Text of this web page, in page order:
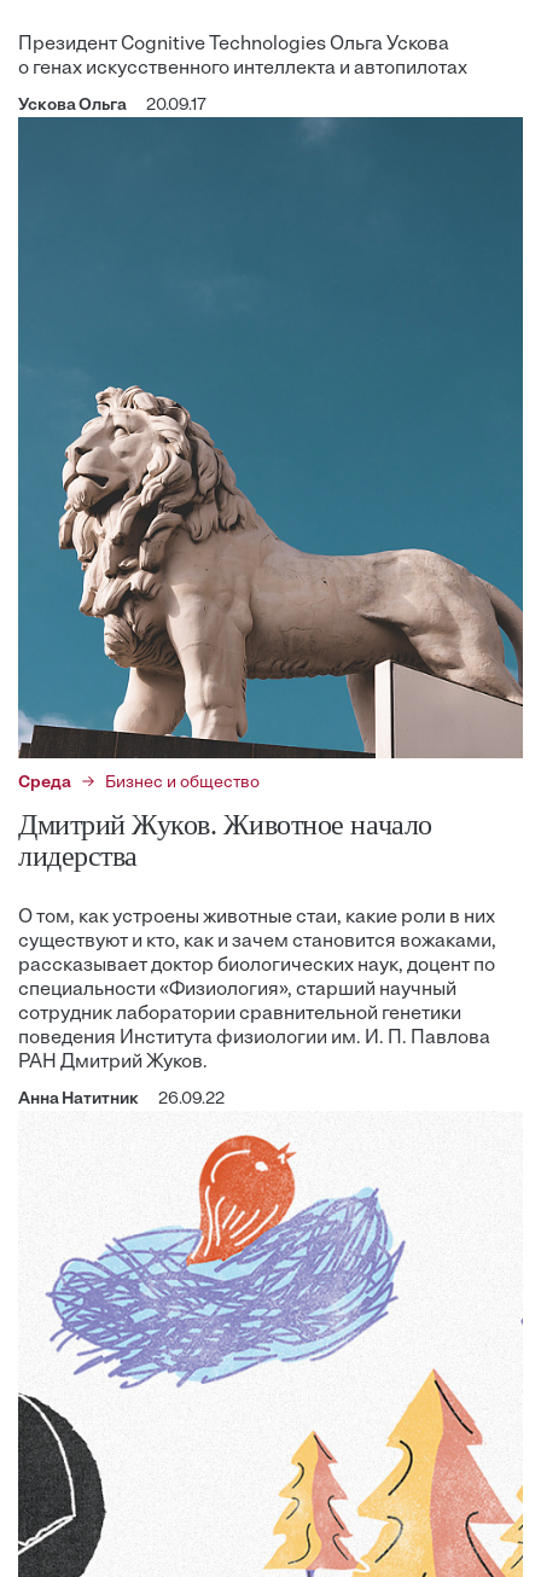
Президент Cognitive ­Technologies Ольга Ускова
о генах искусственного интеллекта и автопилотах
Ускова Ольга 20.09.17
Среда Бизнес и общество
Дмитрий Жуков. Животное начало
лидерства
О том, как устроены животные стаи, какие роли в них
существуют и кто, как и зачем становится вожаками,
рассказывает доктор биологических наук, доцент по
специальности «Физиология», старший научный
сотрудник лаборатории сравнительной генетики
поведения Института физиологии им. И. П. Павлова
РАН Дмитрий Жуков.
Анна Натитник 26.09.22